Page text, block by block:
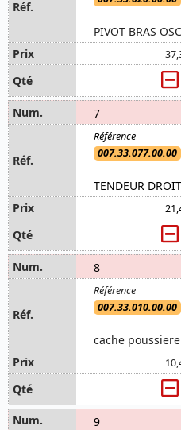
PIVOT BRAS
7
007.33.077.00.00
TENDEUR
8
007.33.010.00.00
cache
9